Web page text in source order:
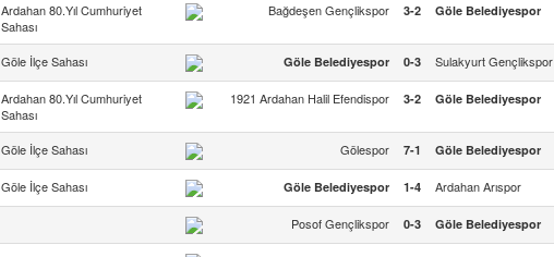
Ardahan 80.Yıl Cumhuriyet
Sahası
Bağdeşen Gençlikspor 3-2 Göle Belediyespor
Göle İlçe Sahası Göle Belediyespor 0-3 Sulakyurt Gençlikspor
Ardahan 80.Yıl Cumhuriyet
Sahası
1921 Ardahan Halil Efendispor 3-2 Göle Belediyespor
Göle İlçe Sahası Gölespor 7-1 Göle Belediyespor
Göle İlçe Sahası Göle Belediyespor 1-4 Ardahan Arıspor
Posof Gençlikspor 0-3 Göle Belediyespor